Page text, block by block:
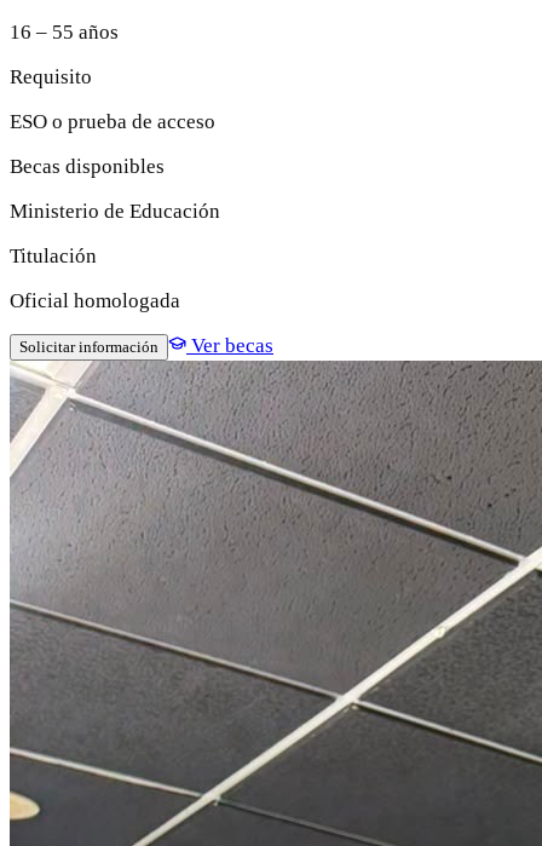
16 – 55 años
Requisito
ESO o prueba de acceso
Becas disponibles
Ministerio de Educación
Titulación
Oficial homologada
Solicitar información Ver becas